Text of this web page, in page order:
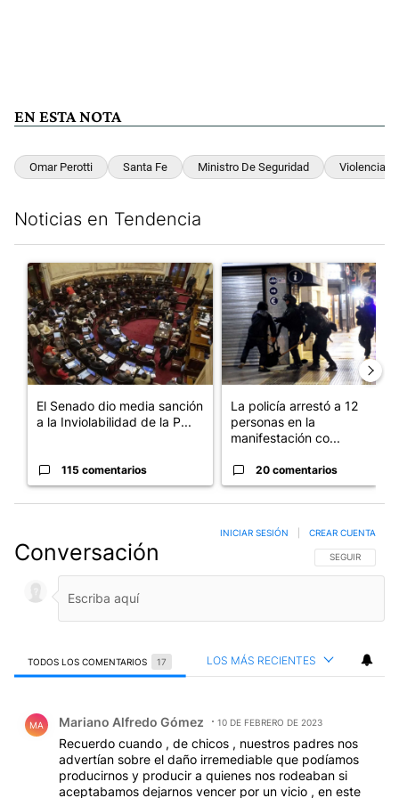
EN ESTA NOTA
Omar Perotti Santa Fe Ministro De Seguridad Violencia
Noticias en Tendencia
Un artículo de tendencia con el título "El Senado dio media
El Senado dio media sanción
a la Inviolabilidad de la P...
115 comentarios
Un artículo de tendencia con
La policía arrestó a 12
personas en la
manifestación co...
20 comentarios
Conversación SIGA ESTA
SEGUIR
INICIAR SESIÓN CREAR CUENTA
TODOS LOS COMENTARIOS 17 LOS MÁS RECIENTES
MA Mariano Alfredo Gómez 10 DE FEBRERO DE 2023
Recuerdo cuando , de chicos , nuestros padres nos
advertían sobre el daño irremediable que podíamos
producirnos y producir a quienes nos rodeaban si
aceptabamos dejarnos vencer por un vicio , en este